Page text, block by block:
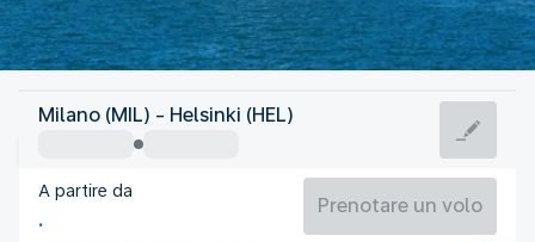
Finlandia
Helsinki
Finlandia
Milano (MIL) - Helsinki (HEL)
A partire da
Prenotare un volo